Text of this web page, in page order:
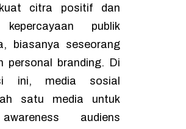
citra positif dan
kepercayaan publik
biasanya seseorang
personal branding. Di
ini, media sosial
satu media untuk
awareness audiens